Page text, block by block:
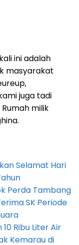
ini adalah
masyarakat
juga tadi
milik
Selamat Hari
Perda Tambang
SK Periode
Ribu Liter Air
Kemarau di